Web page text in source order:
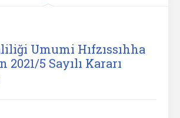
Umumi Hıfzıssıhha
2021/5 Sayılı Kararı